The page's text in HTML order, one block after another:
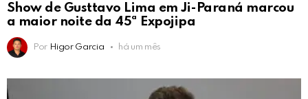
Show de Gusttavo Lima em Ji-Paraná marcou
a maior noite da 45ª Expojipa
Por Higor Garcia há um mês